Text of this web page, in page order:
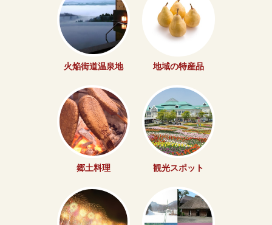
火焔街道温泉地 地域の特産品
郷土料理 観光スポット